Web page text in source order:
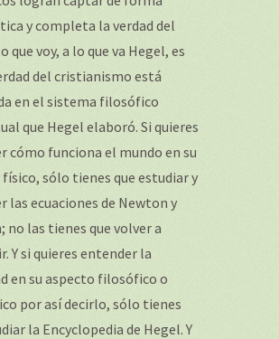
y completa la verdad del
que voy, a lo que va Hegel, es
del cristianismo está
en el sistema filosófico
que Hegel elaboró. Si quieres
cómo funciona el mundo en su
sólo tienes que estudiar y
las ecuaciones de Newton y
no las tienes que volver a
Y si quieres entender la
en su aspecto filosófico o
por así decirlo, sólo tienes
la Encyclopedia de Hegel. Y